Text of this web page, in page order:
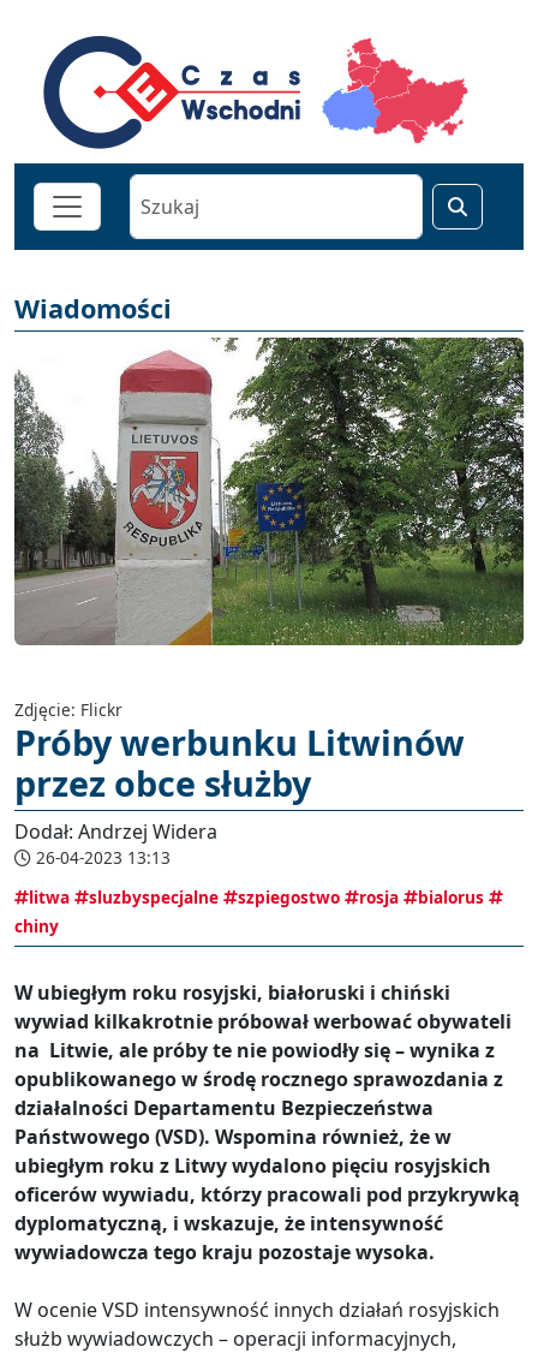
Wiadomości
Zdjęcie: Flickr
Próby werbunku Litwinów
przez obce służby
Dodał: Andrzej Widera
26-04-2023 13:13
litwa
sluzbyspecjalne szpiegostwo rosja
bialorus
chiny
W ubiegłym roku rosyjski, białoruski i chiński
wywiad kilkakrotnie próbował werbować obywateli
na Litwie, ale próby te nie powiodły się – wynika z
opublikowanego w środę rocznego sprawozdania z
działalności Departamentu Bezpieczeństwa
Państwowego (VSD). Wspomina również, że w
ubiegłym roku z Litwy wydalono pięciu rosyjskich
oficerów wywiadu, którzy pracowali pod przykrywką
dyplomatyczną, i wskazuje, że intensywność
wywiadowcza tego kraju pozostaje wysoka.
W ocenie VSD intensywność innych działań rosyjskich
służb wywiadowczych – operacji informacyjnych,